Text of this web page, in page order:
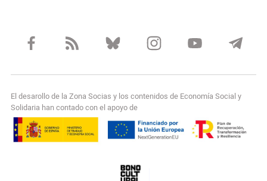
El desarollo de la Zona Socias y los contenidos de Economía Social y
Solidaria han contado con el apoyo de